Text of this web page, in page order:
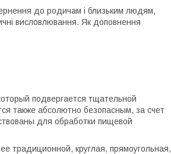
до родичам і близьким людям,
висловлювання. Як доповнення
подвергается тщательной
также абсолютно безопасным, за счет
для обработки пищевой
традиционной, круглая, прямоугольная,